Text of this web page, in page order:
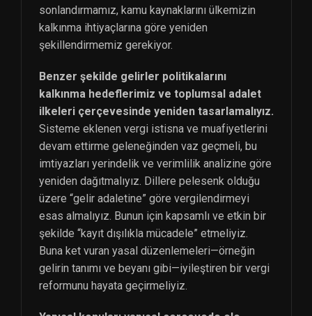
sonlandırmamız, kamu kaynaklarını ülkemizin
kalkınma ihtiyaçlarına göre yeniden
şekillendirmemiz gerekiyor.
Benzer şekilde gelirler politikalarını
kalkınma hedeflerimiz ve toplumsal adalet
ilkeleri çerçevesinde yeniden tasarlamalıyız.
Sisteme eklenen vergi istisna ve muafiyetlerini
devam ettirme geleneğinden vaz geçmeli, bu
imtiyazları yerindelik ve verimlilik analizine göre
yeniden dağıtmalıyız. Dillere pelesenk olduğu
üzere “gelir adaletine” göre vergilendirmeyi
esas almalıyız. Bunun için kapsamlı ve etkin bir
şekilde “kayıt dışılıkla mücadele” etmeliyiz.
Buna ket vuran yasal düzenlemeleri—örneğin
gelirin tanımı ve beyanı gibi—iyileştiren bir vergi
reformunu hayata geçirmeliyiz.